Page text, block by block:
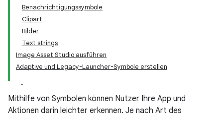
Benachrichtigungssymbole
Clipart
Bilder
Text strings
Image Asset Studio ausführen
Adaptive und Legacy-Launcher-Symbole erstellen
Mithilfe von Symbolen können Nutzer Ihre App und
Aktionen darin leichter erkennen. Je nach Art des